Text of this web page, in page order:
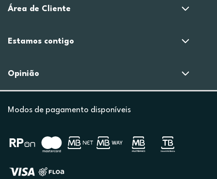
Área de Cliente
Estamos contigo
Opinião
Modos de pagamento disponíveis